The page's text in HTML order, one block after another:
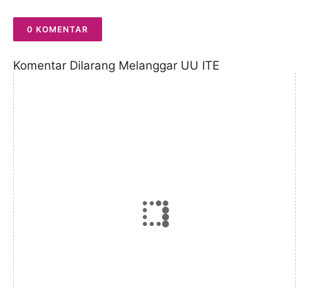
0 KOMENTAR
Komentar Dilarang Melanggar UU ITE